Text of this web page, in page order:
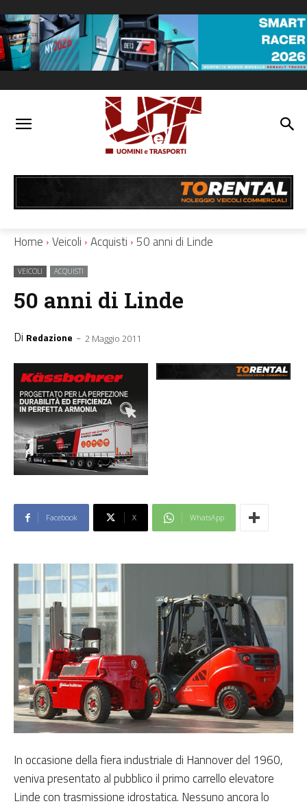
Home Veicoli Acquisti 50 anni di Linde
VEICOLI ACQUISTI
50 anni di Linde
Di Redazione - 2 Maggio 2011
Facebook X WhatsApp
In occasione della fiera industriale di Hannover del 1960,
veniva presentato al pubblico il primo carrello elevatore
Linde con trasmissione idrostatica. Nessuno ancora lo